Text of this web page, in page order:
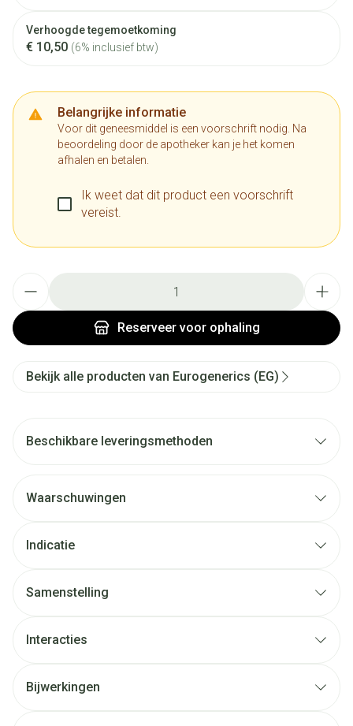
Verhoogde tegemoetkoming
€ 10,50 (6% inclusief btw)
Belangrijke informatie
Voor dit geneesmiddel is een voorschrift nodig. Na
beoordeling door de apotheker kan je het komen
afhalen en betalen.
Ik weet dat dit product een voorschrift
vereist.
Reserveervoor ophaling
Bekijk alle producten van Eurogenerics (EG)
Beschikbare leveringsmethoden
Waarschuwingen
Indicatie
Samenstelling
Interacties
Bijwerkingen